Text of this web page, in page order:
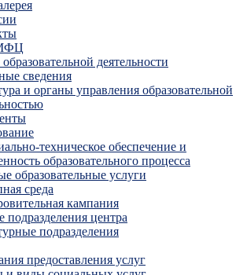
деятельности
сведения
и органы управления образовательной
техническое обеспечение и
образовательного процесса
образовательные услуги
среда
кампания
подразделения центра
подразделения
предоставления услуг